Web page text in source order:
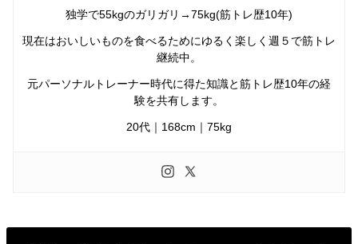
独学で55kgのガリガリ→75kg(筋トレ歴10年)
現在はおいしいものを食べるためにゆるく楽しく週５で筋トレ
継続中。
元パーソナルトレーナー時代に得た知識と筋トレ歴10年の経
験を共有します。
20代｜168cm｜75kg